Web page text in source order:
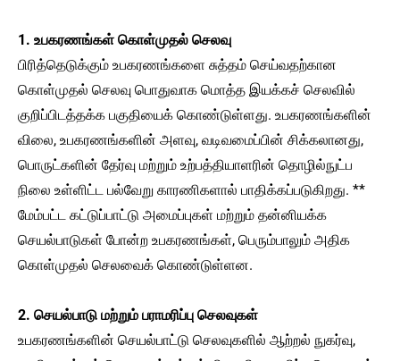
1. உபகரணங்கள் கொள்முதல் செலவு
பிரித்தெடுக்கும் உபகரணங்களை சுத்தம் செய்வதற்கான
கொள்முதல் செலவு பொதுவாக மொத்த இயக்கச் செலவில்
குறிப்பிடத்தக்க பகுதியைக் கொண்டுள்ளது. உபகரணங்களின்
விலை, உபகரணங்களின் அளவு, வடிவமைப்பின் சிக்கலானது,
பொருட்களின் தேர்வு மற்றும் உற்பத்தியாளரின் தொழில்நுட்ப
நிலை உள்ளிட்ட பல்வேறு காரணிகளால் பாதிக்கப்படுகிறது. **
மேம்பட்ட கட்டுப்பாட்டு அமைப்புகள் மற்றும் தன்னியக்க
செயல்பாடுகள் போன்ற உபகரணங்கள், பெரும்பாலும் அதிக
கொள்முதல் செலவைக் கொண்டுள்ளன.
2. செயல்பாடு மற்றும் பராமரிப்பு செலவுகள்
உபகரணங்களின் செயல்பாட்டு செலவுகளில் ஆற்றல் நுகர்வு,